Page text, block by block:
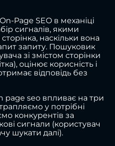
Page SEO в механіці
сигналів, якими
наскільки вона
запиту. Пошуковик
зі змістом сторінки
оцінює корисність і
відповідь без
page seo впливає на три
у потрібні
конкурентів за
сигнали (користувач
шукати далі).